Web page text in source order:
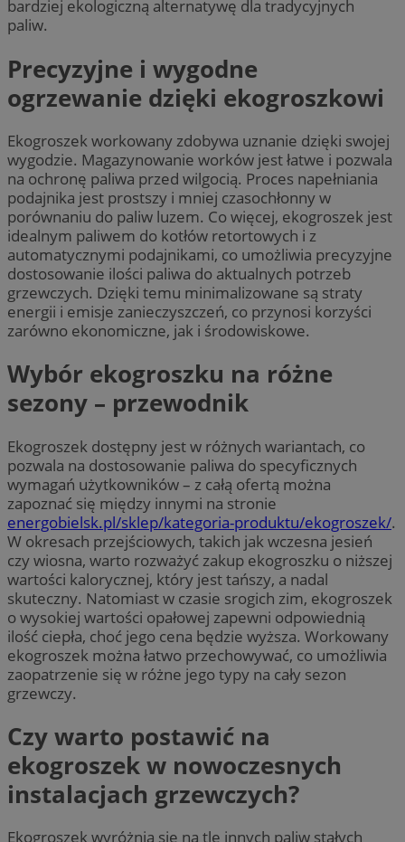
bardziej ekologiczną alternatywę dla tradycyjnych
paliw.
Precyzyjne i wygodne
ogrzewanie dzięki ekogroszkowi
Ekogroszek workowany zdobywa uznanie dzięki swojej
wygodzie. Magazynowanie worków jest łatwe i pozwala
na ochronę paliwa przed wilgocią. Proces napełniania
podajnika jest prostszy i mniej czasochłonny w
porównaniu do paliw luzem. Co więcej, ekogroszek jest
idealnym paliwem do kotłów retortowych i z
automatycznymi podajnikami, co umożliwia precyzyjne
dostosowanie ilości paliwa do aktualnych potrzeb
grzewczych. Dzięki temu minimalizowane są straty
energii i emisje zanieczyszczeń, co przynosi korzyści
zarówno ekonomiczne, jak i środowiskowe.
Wybór ekogroszku na różne
sezony – przewodnik
Ekogroszek dostępny jest w różnych wariantach, co
pozwala na dostosowanie paliwa do specyficznych
wymagań użytkowników – z całą ofertą można
zapoznać się między innymi na stronie
energobielsk.pl/sklep/kategoria-produktu/ekogroszek/.
W okresach przejściowych, takich jak wczesna jesień
czy wiosna, warto rozważyć zakup ekogroszku o niższej
wartości kalorycznej, który jest tańszy, a nadal
skuteczny. Natomiast w czasie srogich zim, ekogroszek
o wysokiej wartości opałowej zapewni odpowiednią
ilość ciepła, choć jego cena będzie wyższa. Workowany
ekogroszek można łatwo przechowywać, co umożliwia
zaopatrzenie się w różne jego typy na cały sezon
grzewczy.
Czy warto postawić na
ekogroszek w nowoczesnych
instalacjach grzewczych?
Ekogroszek wyróżnia się na tle innych paliw stałych